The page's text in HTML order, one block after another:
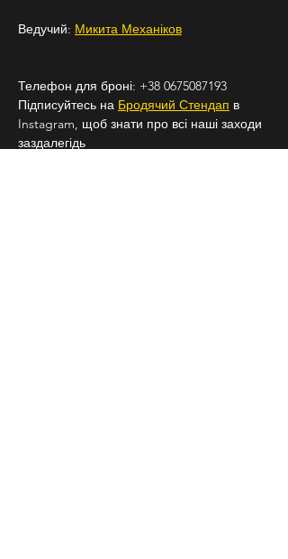
Ведучий: Микита Механіков
Телефон для броні: +38 0675087193
Підписуйтесь на Бродячий Стендап в
Instagram, щоб знати про всі наші заходи
заздалегідь